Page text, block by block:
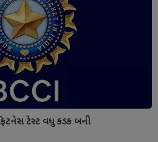
ટેસ્ટ વધુ કડક બની